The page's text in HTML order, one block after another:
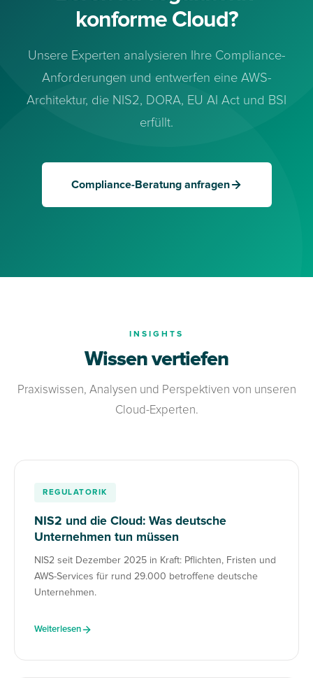
konforme Cloud?
Unsere Experten analysieren Ihre Compliance-
Anforderungen und entwerfen eine AWS-
Architektur, die NIS2, DORA, EU AI Act und BSI
erfüllt.
Compliance-Beratung anfragen
INSIGHTS
Wissen vertiefen
Praxiswissen, Analysen und Perspektiven von unseren
Cloud-Experten.
REGULATORIK
NIS2 und die Cloud: Was deutsche
Unternehmen tun müssen
NIS2 seit Dezember 2025 in Kraft: Pflichten, Fristen und
AWS-Services für rund 29.000 betroffene deutsche
Unternehmen.
Weiterlesen